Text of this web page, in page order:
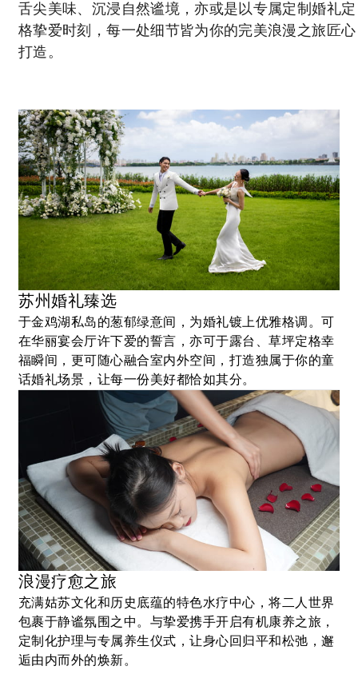
最少住宿晚数：
3 房晚
请提前至少 1 天完成预订以享受优惠
包含
每连续付费入住两晚，尊享第三晚免费
住宿
云合每日双人自助早餐
更多详情
舌尖美味、沉浸自然谧境，亦或是以专属定制婚礼定
格挚爱时刻，每一处细节皆为你的完美浪漫之旅匠心
打造。
苏州婚礼臻选
于金鸡湖私岛的葱郁绿意间，为婚礼镀上优雅格调。可
在华丽宴会厅许下爱的誓言，亦可于露台、草坪定格幸
福瞬间，更可随心融合室内外空间，打造独属于你的童
话婚礼场景，让每一份美好都恰如其分。
浪漫疗愈之旅
充满姑苏文化和历史底蕴的特色水疗中心，将二人世界
包裹于静谧氛围之中。与挚爱携手开启有机康养之旅，
定制化护理与专属养生仪式，让身心回归平和松弛，邂
逅由内而外的焕新。